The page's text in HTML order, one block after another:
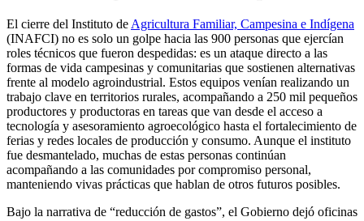
El cierre del Instituto de Agricultura Familiar, Campesina e Indígena
(INAFCI) no es solo un golpe hacia las 900 personas que ejercían
roles técnicos que fueron despedidas: es un ataque directo a las
formas de vida campesinas y comunitarias que sostienen alternativas
frente al modelo agroindustrial. Estos equipos venían realizando un
trabajo clave en territorios rurales, acompañando a 250 mil pequeños
productores y productoras en tareas que van desde el acceso a
tecnología y asesoramiento agroecológico hasta el fortalecimiento de
ferias y redes locales de producción y consumo. Aunque el instituto
fue desmantelado, muchas de estas personas continúan
acompañando a las comunidades por compromiso personal,
manteniendo vivas prácticas que hablan de otros futuros posibles.
Bajo la narrativa de “reducción de gastos”, el Gobierno dejó oficinas